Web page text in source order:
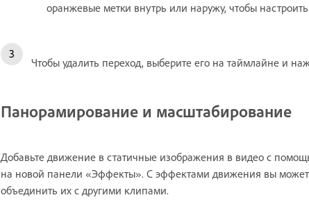
оранжевые метки внутрь или наружу, чтобы
Чтобы удалить переход, выберите его на таймлайне и
Панорамирование и масштабирование
Добавьте движение в статичные изображения в видео с
на новой панели «Эффекты». С эффектами движения вы
объединить их с другими клипами.